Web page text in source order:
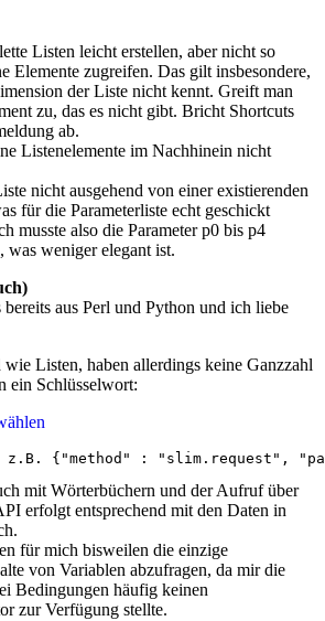
Listen leicht erstellen, aber nicht so
Elemente zugreifen. Das gilt insbesondere,
der Liste nicht kennt. Greift man
zu, das es nicht gibt. Bricht Shortcuts
ab.
Listenelemente im Nachhinein nicht
nicht ausgehend von einer existierenden
für die Parameterliste echt geschickt
musste also die Parameter p0 bis p4
was weniger elegant ist.
aus Perl und Python und ich liebe
Listen, haben allerdings keine Ganzzahl
ein Schlüsselwort:
z.B. {"method" : "slim.request",
mit Wörterbüchern und der Aufruf über
erfolgt entsprechend mit den Daten in
für mich bisweilen die einzige
von Variablen abzufragen, da mir die
Bedingungen häufig keinen
zur Verfügung stellte.